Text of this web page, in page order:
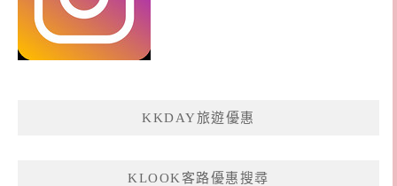
KKDAY旅遊優惠
KLOOK客路優惠搜尋